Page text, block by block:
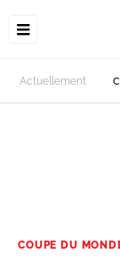
Actuellement
COUPE DU